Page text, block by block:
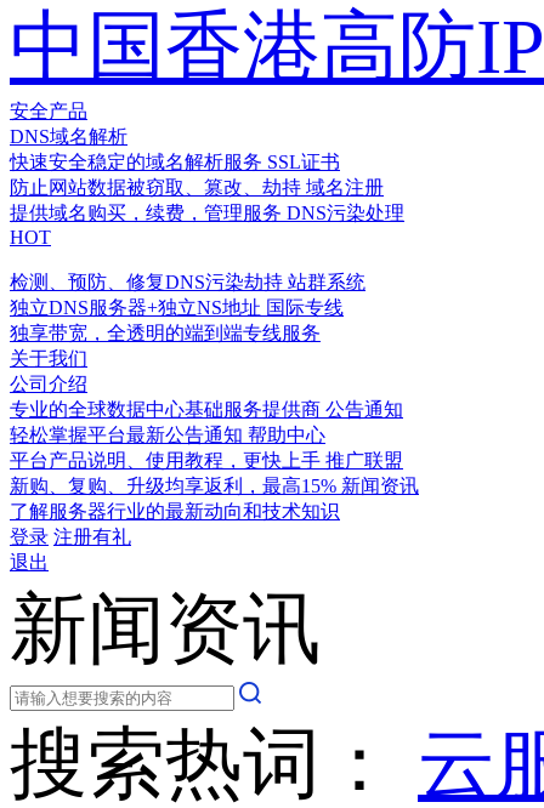
中国香港高防IP
安全产品
DNS域名解析
快速安全稳定的域名解析服务 SSL证书
防止网站数据被窃取、篡改、劫持 域名注册
提供域名购买，续费，管理服务 DNS污染处理
HOT
检测、预防、修复DNS污染劫持 站群系统
独立DNS服务器+独立NS地址 国际专线
独享带宽，全透明的端到端专线服务
关于我们
公司介绍
专业的全球数据中心基础服务提供商 公告通知
轻松掌握平台最新公告通知 帮助中心
平台产品说明、使用教程，更快上手 推广联盟
新购、复购、升级均享返利，最高15% 新闻资讯
了解服务器行业的最新动向和技术知识
登录 注册有礼
退出
新闻资讯
搜索热词： 云